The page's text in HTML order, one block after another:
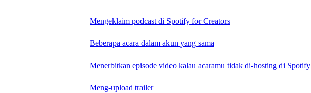
Mengeklaim podcast di Spotify for Creators
Beberapa acara dalam akun yang sama
Menerbitkan episode video kalau acaramu tidak di-hosting di Spotify
Meng-upload trailer